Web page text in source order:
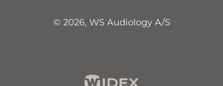
© 2026, WS Audiology A/S